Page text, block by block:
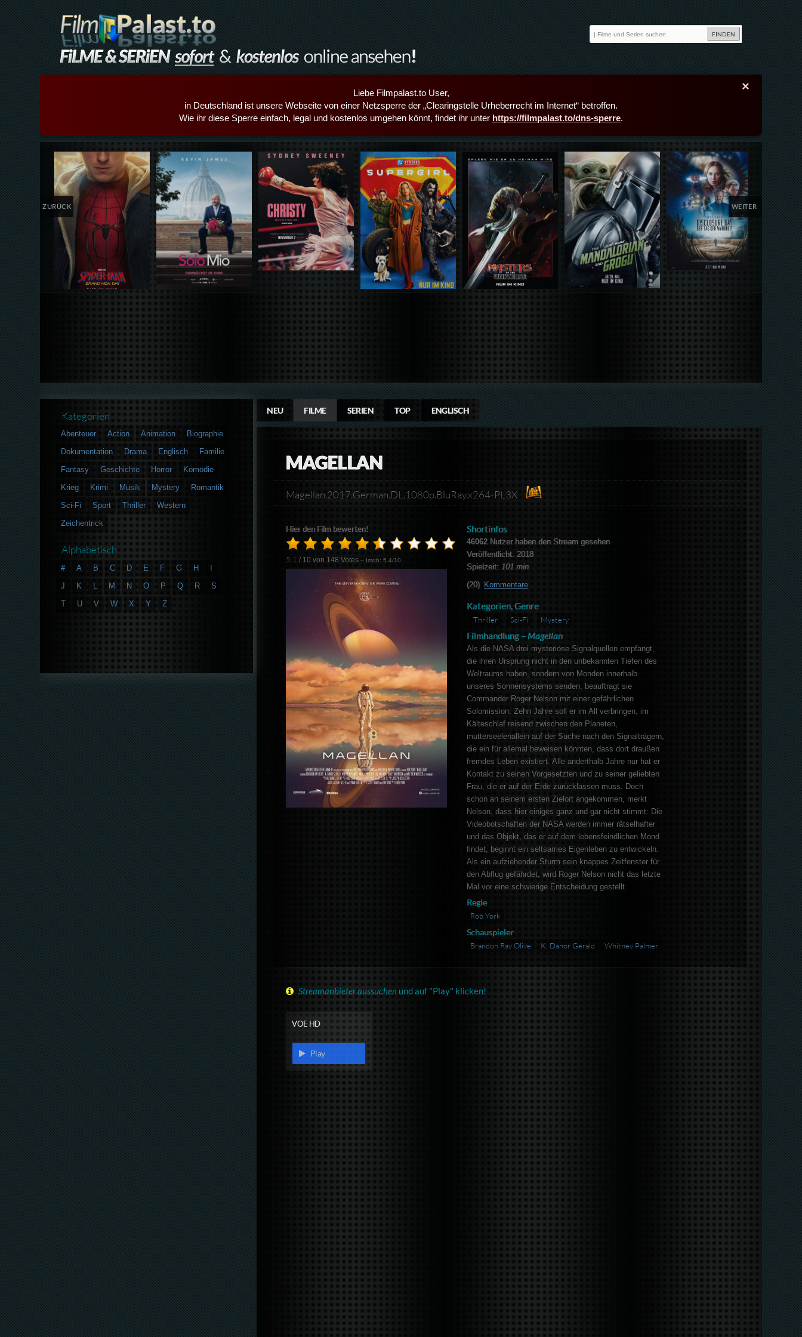
×
Liebe Filmpalast.to User,
in Deutschland ist unsere Webseite von einer Netzsperre der „Clearingstelle Urheberrecht im Internet“ betroffen.
Wie ihr diese Sperre einfach, legal und kostenlos umgehen könnt, findet ihr unter https://filmpalast.to/dns-sperre.
Details,Play Details,Play Details,Play Details,Play Details,Play Details,Play Details,Play
ZURÜCK WEITER
NEU FILME SERIEN TOP ENGLISCH
MAGELLAN
Magellan.2017.German.DL.1080p.BluRay.x264-PL3X
Hier den Film bewerten!
5.1 / 10 von 148 Votes – Imdb: 5.4/10
Shortinfos
46062Nutzer haben den Stream gesehen
Veröffentlicht: 2018
Spielzeit: 101 min
(20) Kommentare
Kategorien, Genre
Thriller Sci-Fi Mystery
Filmhandlung – Magellan
Als die NASA drei mysteriöse Signalquellen empfängt,
die ihren Ursprung nicht in den unbekannten Tiefen des
Weltraums haben, sondern von Monden innerhalb
unseres Sonnensystems senden, beauftragt sie
Commander Roger Nelson mit einer gefährlichen
Solomission. Zehn Jahre soll er im All verbringen, im
Kälteschlaf reisend zwischen den Planeten,
mutterseelenallein auf der Suche nach den Signalträgern,
die ein für allemal beweisen könnten, dass dort draußen
fremdes Leben existiert. Alle anderthalb Jahre nur hat er
Kontakt zu seinen Vorgesetzten und zu seiner geliebten
Frau, die er auf der Erde zurücklassen muss. Doch
schon an seinem ersten Zielort angekommen, merkt
Nelson, dass hier einiges ganz und gar nicht stimmt: Die
Videobotschaften der NASA werden immer rätselhafter
und das Objekt, das er auf dem lebensfeindlichen Mond
findet, beginnt ein seltsames Eigenleben zu entwickeln.
Als ein aufziehender Sturm sein knappes Zeitfenster für
den Abflug gefährdet, wird Roger Nelson nicht das letzte
Mal vor eine schwierige Entscheidung gestellt.
Regie
Rob York
Schauspieler
Brandon Ray Olive K. Danor Gerald Whitney Palmer
Streamanbieter aussuchen und auf "Play" klicken!
VOE HD
Play
Kategorien
Abenteuer Action Animation
Biographie
Dokumentation
Drama Englisch
Familie
Fantasy
Geschichte Horror
Komödie
Krieg
Krimi Musik Mystery
Romantik
Sci-Fi
Sport Thriller
Western
Zeichentrick
Alphabetisch
# A B C D E F G H
J
K L M N O P Q R
S
T
U V W X Y Z